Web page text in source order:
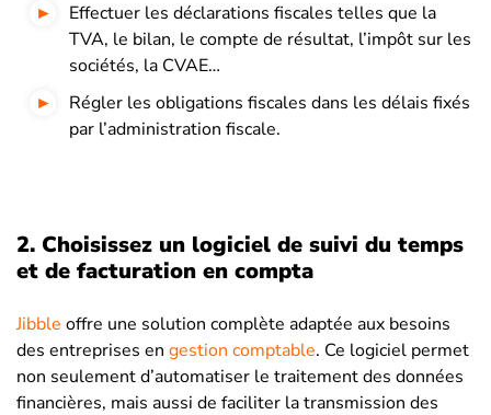
Effectuer les déclarations fiscales telles que la
TVA, le bilan, le compte de résultat, l’impôt sur les
sociétés, la CVAE…
Régler les obligations fiscales dans les délais fixés
par l’administration fiscale.
2. Choisissez un logiciel de suivi du temps
et de facturation en compta
Jibble offre une solution complète adaptée aux besoins
des entreprises en gestion comptable. Ce logiciel permet
non seulement d’automatiser le traitement des données
financières, mais aussi de faciliter la transmission des